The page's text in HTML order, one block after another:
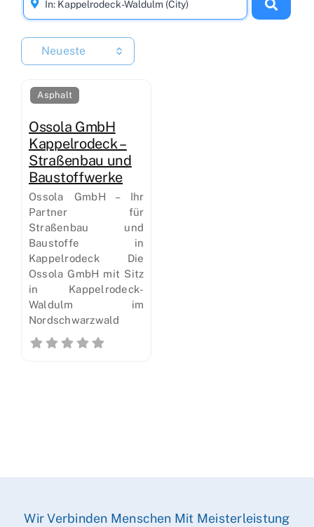
Neueste
Asphalt
Ossola GmbH
Kappelrodeck –
Straßenbau und
Baustoffwerke
Ossola GmbH – Ihr
Partner für
Straßenbau und
Baustoffe in
Kappelrodeck Die
Ossola GmbH mit Sitz
in Kappelrodeck-
Waldulm im
Nordschwarzwald
Wir Verbinden Menschen Mit Meisterleistung